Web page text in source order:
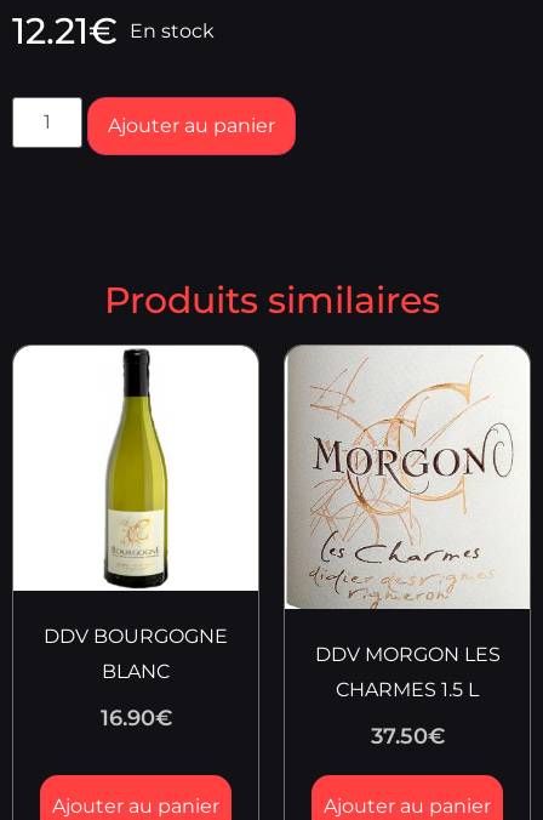
12.21€ En stock
Ajouter au panier
Produits similaires
DDV BOURGOGNE
BLANC
16.90€
Ajouter au panier
DDV MORGON LES
CHARMES 1.5 L
37.50€
Ajouter au panier